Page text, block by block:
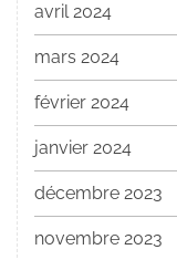
avril 2024
mars 2024
février 2024
janvier 2024
décembre 2023
novembre 2023